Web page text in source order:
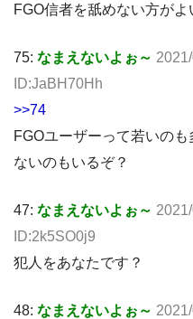
FGO信者を舐めない方がよ
75: なまえないよぉ～
ID:JaBH70Hh
>>74
FGOユーザーって若いの
ないのもいるぞ？
47: なまえないよぉ～
ID:2k5SO0j9
犯人をあなたです？
48: なまえないよぉ～